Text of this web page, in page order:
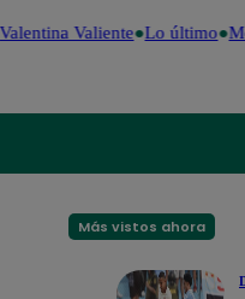
Valiente Lo último
Más vistos ahora